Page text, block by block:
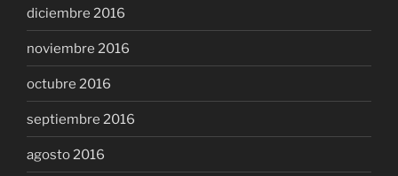
diciembre 2016
noviembre 2016
octubre 2016
septiembre 2016
agosto 2016